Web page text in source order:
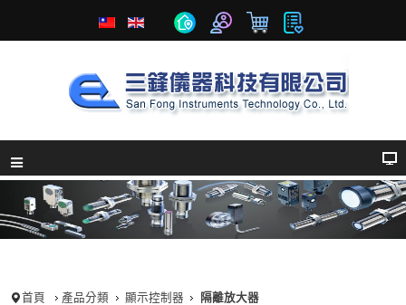
首頁 產品分類 顯示控制器 隔離放大器